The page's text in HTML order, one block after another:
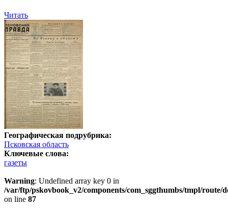
Читать
Географическая подрубрика:
Псковская область
Ключевые слова:
газеты
Warning: Undefined array key 0 in
/var/ftp/pskovbook_v2/components/com_sggthumbs/tmpl/route/
on line 87